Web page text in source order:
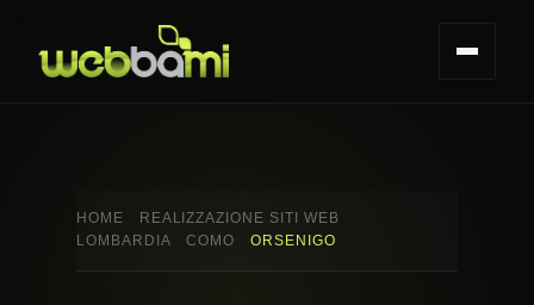
HOME
REALIZZAZIONE SITI WEB
LOMBARDIA
COMO ORSENIGO